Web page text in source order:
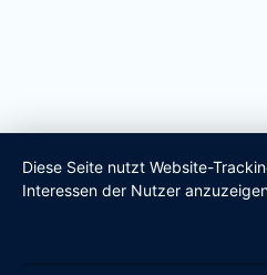
Diese Seite nutzt Website-
Interessen der Nutzer